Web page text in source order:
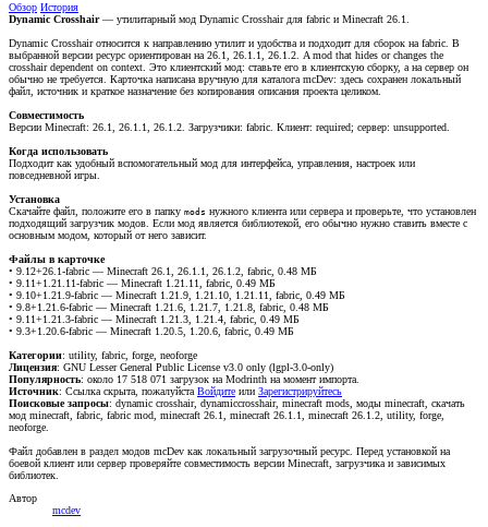
Обзор История
Dynamic Crosshair— утилитарный мод Dynamic Crosshair для fabric и Minecraft 26.1.
Dynamic Crosshair относится к направлению утилит и удобства и подходит для сборок на fabric. В
выбранной версии ресурс ориентирован на 26.1, 26.1.1, 26.1.2. A mod that hides or changes the
crosshair dependent on context. Это клиентский мод: ставьте его в клиентскую сборку, а на сервер он
обычно не требуется. Карточка написана вручную для каталога mcDev: здесь сохранен локальный
файл, источник и краткое назначение без копирования описания проекта целиком.
Совместимость
Версии Minecraft: 26.1, 26.1.1, 26.1.2. Загрузчики: fabric. Клиент: required; сервер: unsupported.
Когда использовать
Подходит как удобный вспомогательный мод для интерфейса, управления, настроек или
повседневной игры.
Установка
Скачайте файл, положите его в папку mods нужного клиента или сервера и проверьте, что установлен
подходящий загрузчик модов. Если мод является библиотекой, его обычно нужно ставить вместе с
основным модом, который от него зависит.
Файлы в карточке
• 9.12+26.1-fabric — Minecraft 26.1, 26.1.1, 26.1.2, fabric, 0.48 МБ
• 9.11+1.21.11-fabric — Minecraft 1.21.11, fabric, 0.49 МБ
• 9.10+1.21.9-fabric — Minecraft 1.21.9, 1.21.10, 1.21.11, fabric, 0.49 МБ
• 9.8+1.21.6-fabric — Minecraft 1.21.6, 1.21.7, 1.21.8, fabric, 0.48 МБ
• 9.11+1.21.3-fabric — Minecraft 1.21.3, 1.21.4, fabric, 0.49 МБ
• 9.3+1.20.6-fabric — Minecraft 1.20.5, 1.20.6, fabric, 0.49 МБ
Категории: utility, fabric, forge, neoforge
Лицензия: GNU Lesser General Public License v3.0 only (lgpl-3.0-only)
Популярность: около 17 518 071 загрузок на Modrinth на момент импорта.
Источник: Ссылка скрыта, пожалуйста Войдите или Зарегистрируйтесь
Поисковые запросы: dynamic crosshair, dynamiccrosshair, minecraft mods, моды minecraft, скачать
мод minecraft, fabric, fabric mod, minecraft 26.1, minecraft 26.1.1, minecraft 26.1.2, utility, forge,
neoforge.
Файл добавлен в раздел модов mcDev как локальный загрузочный ресурс. Перед установкой на
боевой клиент или сервер проверяйте совместимость версии Minecraft, загрузчика и зависимых
библиотек.
Автор
mcdev